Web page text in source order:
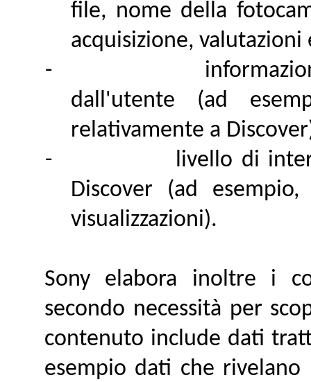
file, nome della
acquisizione,
-
dall'utente (ad
relativamente a
-
livello di
Discover (ad
visualizzazioni).
Sony elabora inoltre i
secondo necessità per
contenuto include dati
esempio dati che